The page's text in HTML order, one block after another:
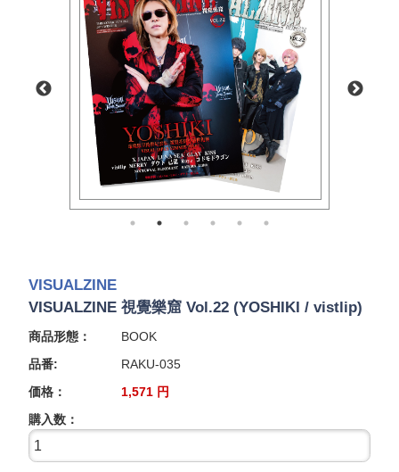
VISUALZINE
VISUALZINE 視覺樂窟 Vol.22 (YOSHIKI / vistlip)
商品形態：
BOOK
品番:
RAKU-035
価格：
1,571 円
購入数：